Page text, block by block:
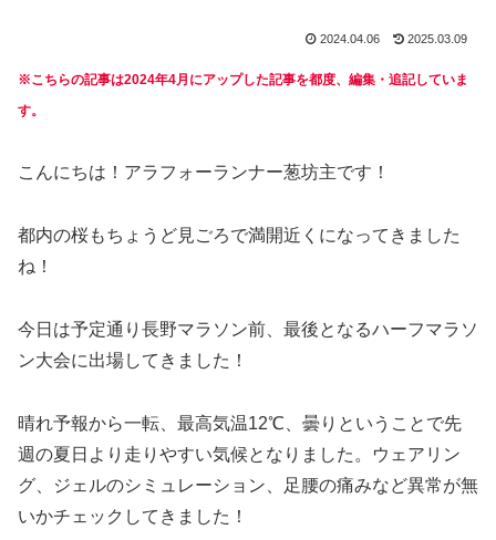
2024.04.06 2025.03.09
※こちらの記事は2024年4月にアップした記事を都度、編集・追記していま
す。
こんにちは！アラフォーランナー葱坊主です！
都内の桜もちょうど見ごろで満開近くになってきました
ね！
今日は予定通り長野マラソン前、最後となるハーフマラソ
ン大会に出場してきました！
晴れ予報から一転、最高気温12℃、曇りということで先
週の夏日より走りやすい気候となりました。ウェアリン
グ、ジェルのシミュレーション、足腰の痛みなど異常が無
いかチェックしてきました！